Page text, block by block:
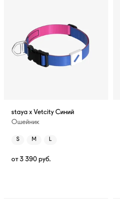
staya x Vetcity Синий
Ошейник
S M L
от 3 390 руб.